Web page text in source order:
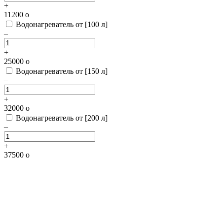
+
11200 o
Водонагреватель от [100 л]
–
+
25000 o
Водонагреватель от [150 л]
–
+
32000 o
Водонагреватель от [200 л]
–
+
37500 o